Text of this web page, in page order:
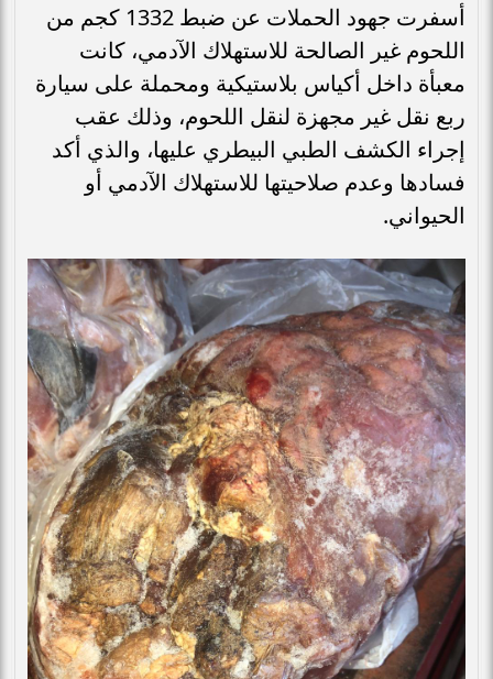
أسفرت جهود الحملات عن ضبط 1332 كجم من
اللحوم غير الصالحة للاستهلاك الآدمي، كانت
معبأة داخل أكياس بلاستيكية ومحملة على سيارة
ربع نقل غير مجهزة لنقل اللحوم، وذلك عقب
إجراء الكشف الطبي البيطري عليها، والذي أكد
فسادها وعدم صلاحيتها للاستهلاك الآدمي أو
الحيواني.